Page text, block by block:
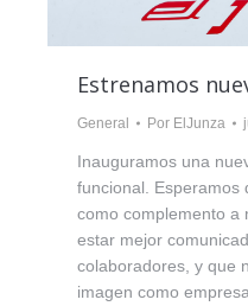
Estrenamos
General Por ElJunza
Inauguramos una
funcional. Esperamos
como complemento a
estar mejor
colaboradores, y que
imagen como